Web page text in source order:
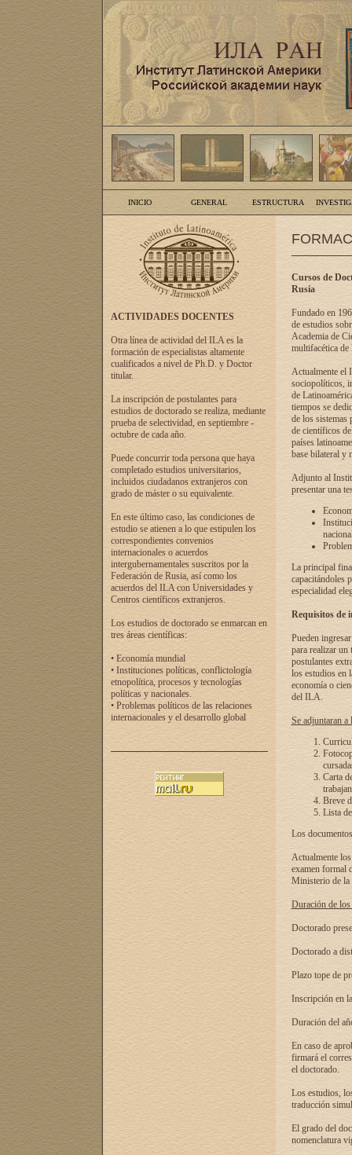
INICIO GENERAL ESTRUCTURA
ACTIVIDADES DOCENTES
Otra línea de actividad del ILA es la
formación de especialistas altamente
cualificados a nivel de Ph.D. y Doctor
titular.
La inscripción de postulantes para
estudios de doctorado se realiza, mediante
prueba de selectividad, en septiembre -
octubre de cada año.
Puede concurrir toda persona que haya
completado estudios universitarios,
incluidos ciudadanos extranjeros con
grado de máster o su equivalente.
En este último caso, las condiciones de
estudio se atienen a lo que estipulen los
correspondientes convenios
internacionales o acuerdos
intergubernamentales suscritos por la
Federación de Rusia, así como los
acuerdos del ILA con Universidades y
Centros científicos extranjeros.
Los estudios de doctorado se enmarcan en
tres áreas científicas:
• Economía mundial
• Instituciones políticas, conflictología
etnopolítica, procesos y tecnologías
políticas y nacionales.
• Problemas políticos de las relaciones
internacionales y el desarrollo global
Cursos de
Rusia
Fundado en
de estudios
Academia de
multifacética de
Actualmente el
sociopolíticos,
de
tiempos se
de los sistemas
de científicos
países
base bilateral y
Adjunto al
presentar una
La principal
capacitándoles
especialidad
Requisitos de
Pueden
para realizar un
postulantes
los estudios en
economía o
del ILA.
Se adjuntaran a
Carta
Breve
Lista
Los
Actualmente
examen formal
Ministerio de la
Duración de
Doctorado
Doctorado a
Plazo tope de
Inscripción en
Duración del
En caso de
firmará el
el doctorado.
Los estudios,
traducción
El grado del
nomenclatura